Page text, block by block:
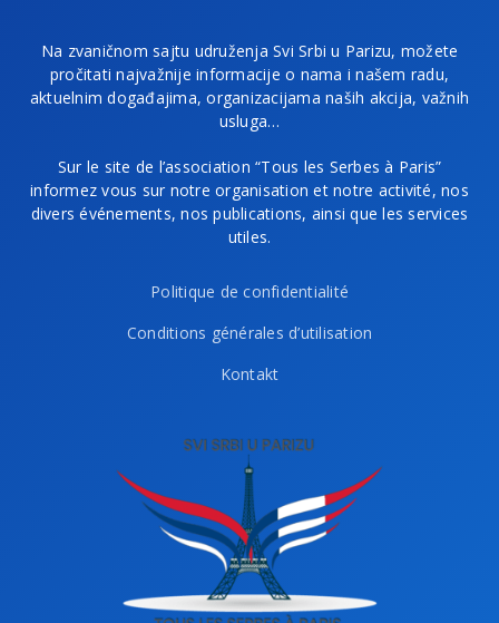
Na zvaničnom sajtu udruženja Svi Srbi u Parizu, možete
pročitati najvažnije informacije o nama i našem radu,
aktuelnim događajima, organizacijama naših akcija, važnih
usluga…
Sur le site de l’association “Tous les Serbes à Paris”
informez vous sur notre organisation et notre activité, nos
divers événements, nos publications, ainsi que les services
utiles.
Politique de confidentialité
Conditions générales d’utilisation
Kontakt